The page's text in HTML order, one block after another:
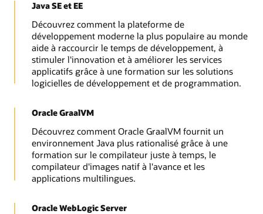
Java SE et EE
Découvrez comment la plateforme de
développement moderne la plus populaire au monde
aide à raccourcir le temps de développement, à
stimuler l'innovation et à améliorer les services
applicatifs grâce à une formation sur les solutions
logicielles de développement et de programmation.
Oracle GraalVM
Découvrez comment Oracle GraalVM fournit un
environnement Java plus rationalisé grâce à une
formation sur le compilateur juste à temps, le
compilateur d'images natif à l'avance et les
applications multilingues.
Oracle WebLogic Server